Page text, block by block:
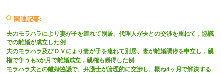
関連記事:
夫のモラハラにより妻が子を連れて別居、代理人が夫との交渉を重ねて，協議
での離婚が成立した例
夫のモラハラ及びＤＶにより妻が子を連れて別居、妻が離婚調停を申立し，親
権で争うも5か月で離婚成立，親権も獲得した例
モラハラ夫との離婚協議で、弁護士が論理的に交渉し、概ね4ヶ月で解決する